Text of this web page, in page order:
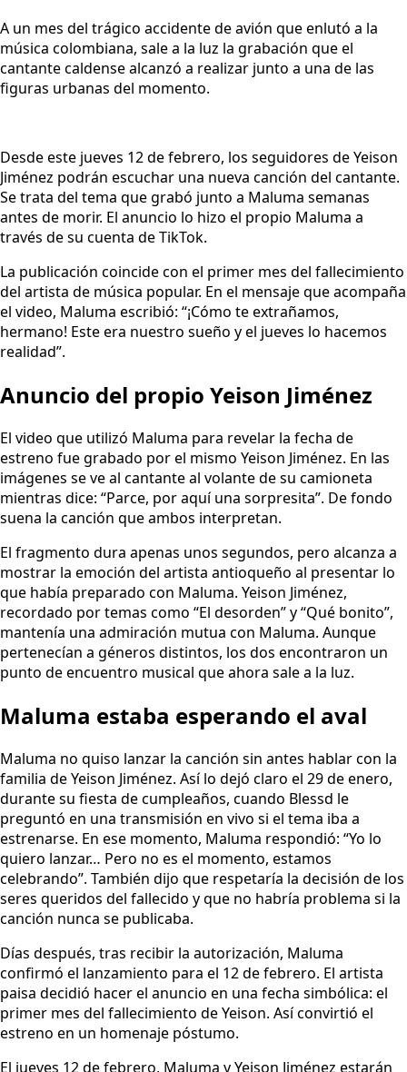
A un mes del trágico accidente de avión que enlutó a la
música colombiana, sale a la luz la grabación que el
cantante caldense alcanzó a realizar junto a una de las
figuras urbanas del momento.
Desde este jueves 12 de febrero, los seguidores de Yeison
Jiménez podrán escuchar una nueva canción del cantante.
Se trata del tema que grabó junto a Maluma semanas
antes de morir. El anuncio lo hizo el propio Maluma a
través de su cuenta de TikTok.
La publicación coincide con el primer mes del fallecimiento
del artista de música popular. En el mensaje que acompaña
el video, Maluma escribió: “¡Cómo te extrañamos,
hermano! Este era nuestro sueño y el jueves lo hacemos
realidad”.
Anuncio del propio Yeison Jiménez
El video que utilizó Maluma para revelar la fecha de
estreno fue grabado por el mismo Yeison Jiménez. En las
imágenes se ve al cantante al volante de su camioneta
mientras dice: “Parce, por aquí una sorpresita”. De fondo
suena la canción que ambos interpretan.
El fragmento dura apenas unos segundos, pero alcanza a
mostrar la emoción del artista antioqueño al presentar lo
que había preparado con Maluma. Yeison Jiménez,
recordado por temas como “El desorden” y “Qué bonito”,
mantenía una admiración mutua con Maluma. Aunque
pertenecían a géneros distintos, los dos encontraron un
punto de encuentro musical que ahora sale a la luz.
Maluma estaba esperando el aval
Maluma no quiso lanzar la canción sin antes hablar con la
familia de Yeison Jiménez. Así lo dejó claro el 29 de enero,
durante su fiesta de cumpleaños, cuando Blessd le
preguntó en una transmisión en vivo si el tema iba a
estrenarse. En ese momento, Maluma respondió: “Yo lo
quiero lanzar… Pero no es el momento, estamos
celebrando”. También dijo que respetaría la decisión de los
seres queridos del fallecido y que no habría problema si la
canción nunca se publicaba.
Días después, tras recibir la autorización, Maluma
confirmó el lanzamiento para el 12 de febrero. El artista
paisa decidió hacer el anuncio en una fecha simbólica: el
primer mes del fallecimiento de Yeison. Así convirtió el
estreno en un homenaje póstumo.
El jueves 12 de febrero, Maluma y Yeison Jiménez estarán